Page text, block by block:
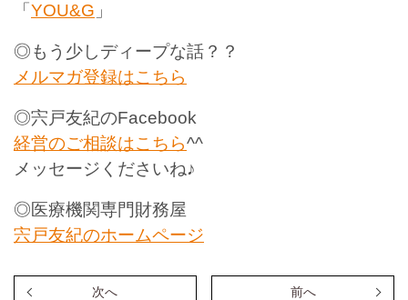
「 YOU&G 」
◎もう少しディープな話？？
メルマガ登録はこちら
◎宍戸友紀のFacebook
経営のご相談はこちら^^
メッセージくださいね♪
◎医療機関専門財務屋
宍戸友紀のホームページ
次へ 前へ